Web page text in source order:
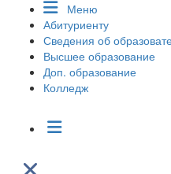
Меню
Абитуриенту
Сведения об
Высшее образование
Доп. образование
Колледж